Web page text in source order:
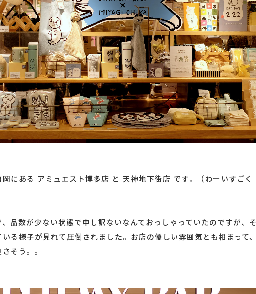
にある アミュエスト博多店 と 天神地下街店 です。（わーいすごく
品数が少ない状態で申し訳ないなんておっしゃっていたのですが、そ
る様子が見れて圧倒されました。お店の優しい雰囲気とも相まって、
そう。。